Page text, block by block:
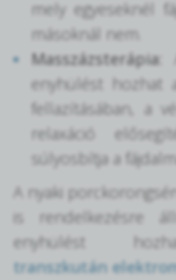
mely egyeseknél
másoknál nem.
Masszázsterápia:
enyhülést hozhat
fellazításában, a
relaxáció
súlyosbítja a
A nyaki
is rendelkezésre
enyhülést
transzkután